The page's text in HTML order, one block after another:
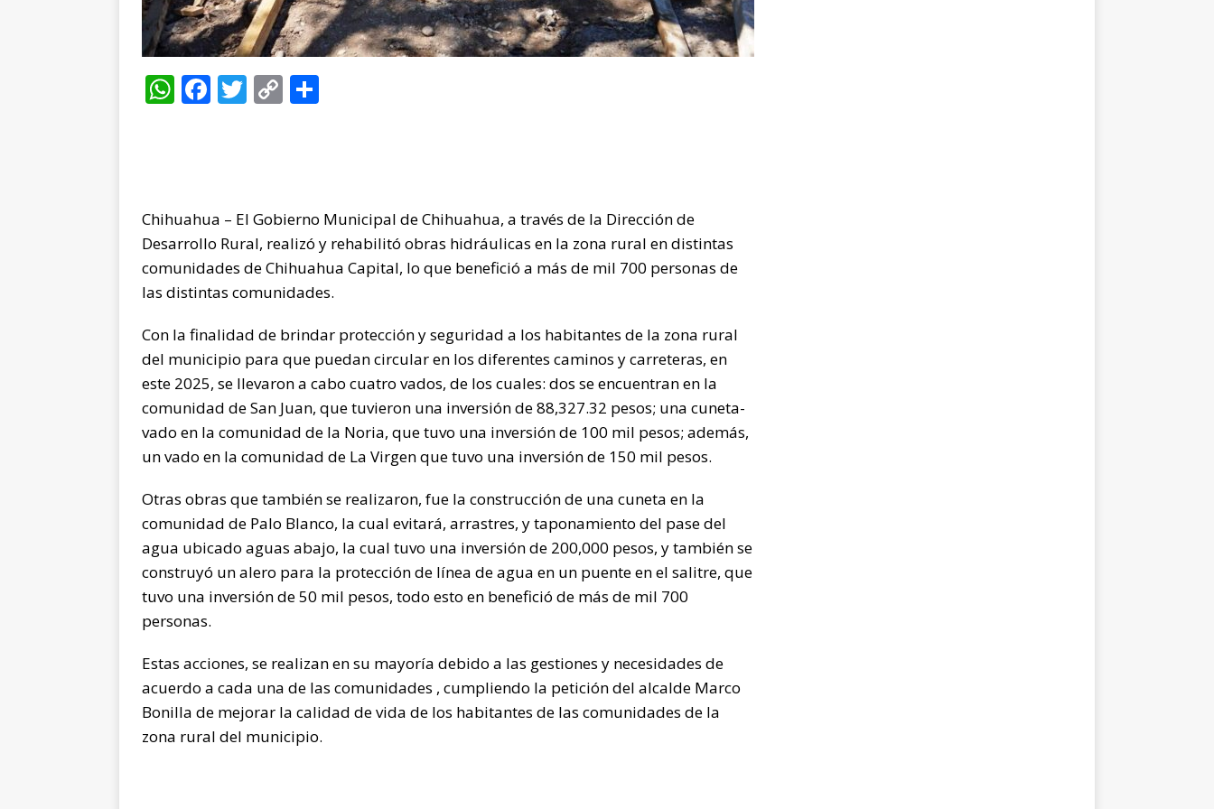
W
p
p
F
o
o
k
T
r
C
Li
n
k
ar
ti
r
Chihuahua – El Gobierno Municipal de Chihuahua, a través de la Dirección de
Desarrollo Rural, realizó y rehabilitó obras hidráulicas en la zona rural en distintas
comunidades de Chihuahua Capital, lo que benefició a más de mil 700 personas de
las distintas comunidades.
Con la finalidad de brindar protección y seguridad a los habitantes de la zona rural
del municipio para que puedan circular en los diferentes caminos y carreteras, en
este 2025, se llevaron a cabo cuatro vados, de los cuales: dos se encuentran en la
comunidad de San Juan, que tuvieron una inversión de 88,327.32 pesos; una cuneta-
vado en la comunidad de la Noria, que tuvo una inversión de 100 mil pesos; además,
un vado en la comunidad de La Virgen que tuvo una inversión de 150 mil pesos.
Otras obras que también se realizaron, fue la construcción de una cuneta en la
comunidad de Palo Blanco, la cual evitará, arrastres, y taponamiento del pase del
agua ubicado aguas abajo, la cual tuvo una inversión de 200,000 pesos, y también se
construyó un alero para la protección de línea de agua en un puente en el salitre, que
tuvo una inversión de 50 mil pesos, todo esto en benefició de más de mil 700
personas.
Estas acciones, se realizan en su mayoría debido a las gestiones y necesidades de
acuerdo a cada una de las comunidades , cumpliendo la petición del alcalde Marco
Bonilla de mejorar la calidad de vida de los habitantes de las comunidades de la
zona rural del municipio.